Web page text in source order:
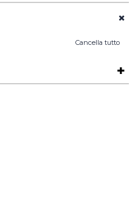
Cancella tutto